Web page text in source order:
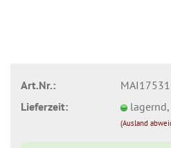
Art.Nr.:
Lieferzeit:
(Ausland